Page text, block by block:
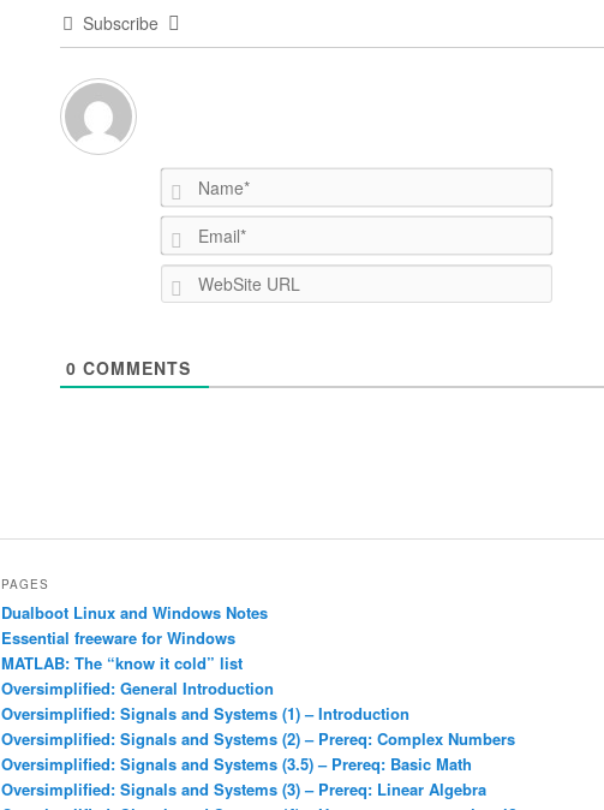
Subscribe
Name*
Email*
URL
0 COMMENTS
PAGES
Dualboot Linux and Windows Notes
Essential freeware for Windows
MATLAB: The “know it cold” list
Oversimplified: General Introduction
Oversimplified: Signals and Systems (1) – Introduction
Oversimplified: Signals and Systems (2) – Prereq: Complex Numbers
Oversimplified: Signals and Systems (3.5) – Prereq: Basic Math
Oversimplified: Signals and Systems (3) – Prereq: Linear Algebra